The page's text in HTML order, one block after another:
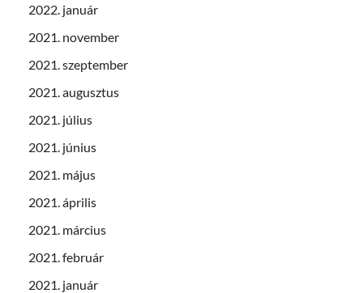
2022. január
2021. november
2021. szeptember
2021. augusztus
2021. július
2021. június
2021. május
2021. április
2021. március
2021. február
2021. január